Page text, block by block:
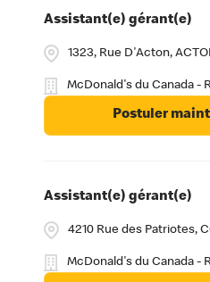
Assistant(e) gérant(e)
1323, Rue D'Acton,
McDonald's du Canada -
Postuler
Assistant(e) gérant(e)
4210 Rue des Patriotes,
McDonald's du Canada -